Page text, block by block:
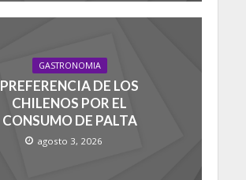
GASTRONOMIA
PREFERENCIA DE LOS
CHILENOS POR EL
CONSUMO DE PALTA
agosto 3, 2026